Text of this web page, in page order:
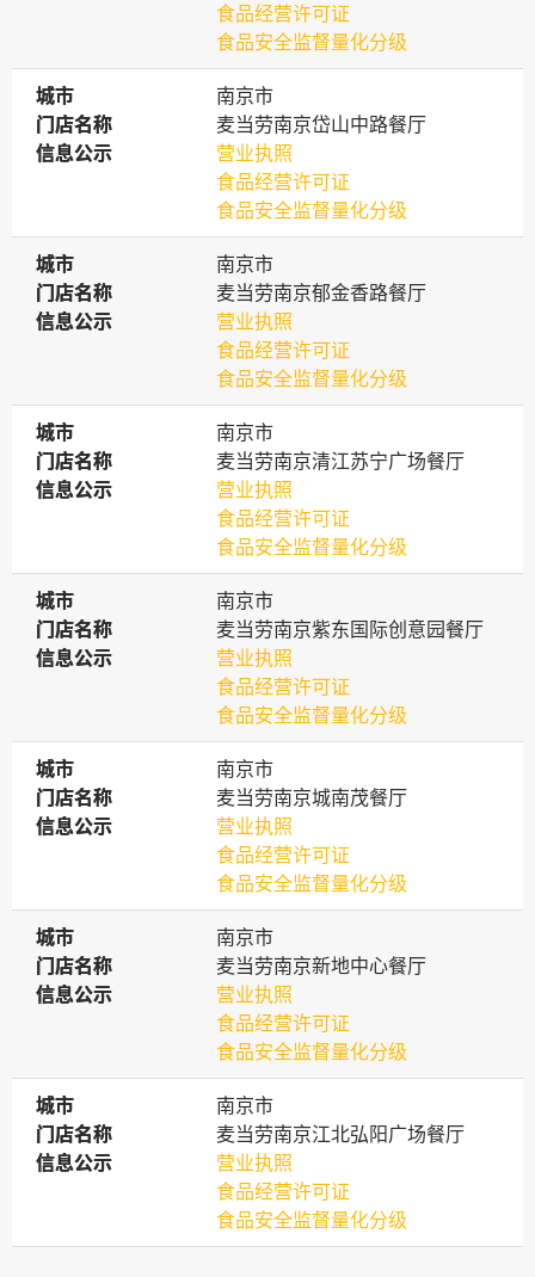
食品经营许可证
食品安全监督量化分级
城市
城市
南京市
门店名称
门店名称
麦当劳南京岱山中路餐厅
信息公示
信息公示
营业执照
食品经营许可证
食品安全监督量化分级
城市
城市
南京市
门店名称
门店名称
麦当劳南京郁金香路餐厅
信息公示
信息公示
营业执照
食品经营许可证
食品安全监督量化分级
城市
城市
南京市
门店名称
门店名称
麦当劳南京清江苏宁广场餐厅
信息公示
信息公示
营业执照
食品经营许可证
食品安全监督量化分级
城市
城市
南京市
门店名称
门店名称
麦当劳南京紫东国际创意园餐厅
信息公示
信息公示
营业执照
食品经营许可证
食品安全监督量化分级
城市
城市
南京市
门店名称
门店名称
麦当劳南京城南茂餐厅
信息公示
信息公示
营业执照
食品经营许可证
食品安全监督量化分级
城市
城市
南京市
门店名称
门店名称
麦当劳南京新地中心餐厅
信息公示
信息公示
营业执照
食品经营许可证
食品安全监督量化分级
城市
城市
南京市
门店名称
门店名称
麦当劳南京江北弘阳广场餐厅
信息公示
信息公示
营业执照
食品经营许可证
食品安全监督量化分级